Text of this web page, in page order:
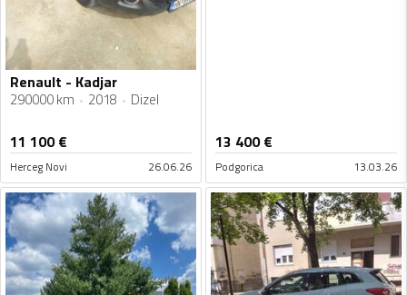
Renault - Kadjar
290000 km 2018 Dizel
11 100€
Herceg Novi 26.06.26
13 400€
Podgorica 13.03.26